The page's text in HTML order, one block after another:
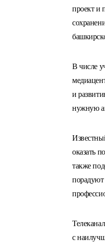
проект и
В числе
и
нужную
оказать
также
с